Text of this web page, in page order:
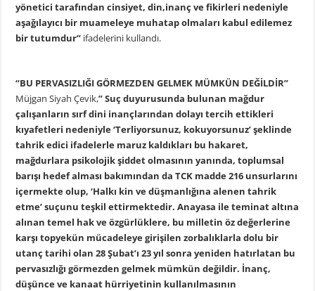
yönetici tarafından cinsiyet, din,inanç ve fikirleri nedeniyle
aşağılayıcı bir muameleye muhatap olmaları kabul edilemez
bir tutumdur” ifadelerini kullandı.
“BU PERVASIZLIĞI GÖRMEZDEN GELMEK MÜMKÜN DEĞİLDİR”
Müjgan Siyah Çevik,” Suç duyurusunda bulunan mağdur
çalışanların sırf dini inançlarından dolayı tercih ettikleri
kıyafetleri nedeniyle ‘Terliyorsunuz, kokuyorsunuz’ şeklinde
tahrik edici ifadelerle maruz kaldıkları bu hakaret,
mağdurlara psikolojik şiddet olmasının yanında, toplumsal
barışı hedef alması bakımından da TCK madde 216 unsurlarını
içermekte olup, ‘Halkı kin ve düşmanlığına alenen tahrik
etme’ suçunu teşkil ettirmektedir. Anayasa ile teminat altına
alınan temel hak ve özgürlüklere, bu milletin öz değerlerine
karşı topyekün mücadeleye girişilen zorbalıklarla dolu bir
utanç tarihi olan 28 Şubat’ı 23 yıl sonra yeniden hatırlatan bu
pervasızlığı görmezden gelmek mümkün değildir. İnanç,
düşünce ve kanaat hürriyetinin kullanılmasının